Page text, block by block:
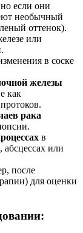
если они
необычный
оттенок).
или
в соске
железы
как
рака
в
или
после
для оценки